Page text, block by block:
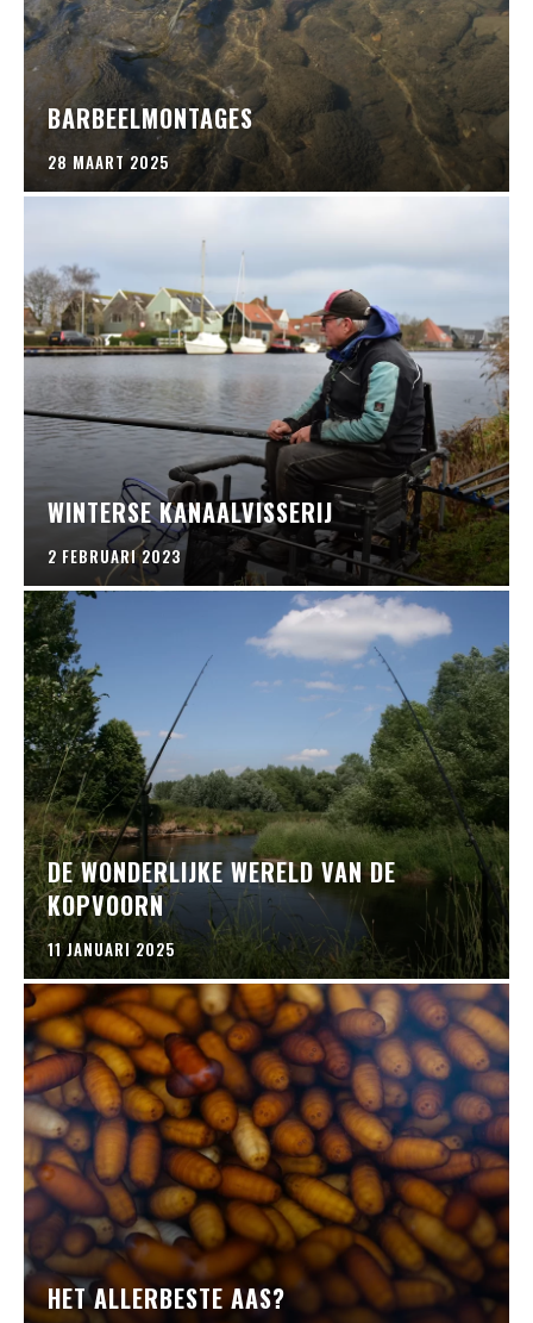
BARBEELMONTAGES
28 MAART 2025
WINTERSE KANAALVISSERIJ
2 FEBRUARI 2023
DE WONDERLIJKE WERELD VAN DE
KOPVOORN
11 JANUARI 2025
HET ALLERBESTE AAS?